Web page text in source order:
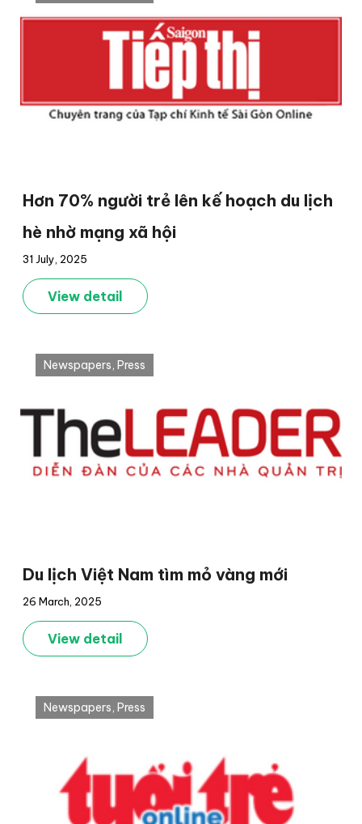
Hơn 70% người trẻ lên kế hoạch du lịch
hè nhờ mạng xã hội
31 July, 2025
View detail
Du lịch Việt Nam tìm mỏ vàng mới
Newspapers, Press
26 March, 2025
View detail
Newspapers, Press